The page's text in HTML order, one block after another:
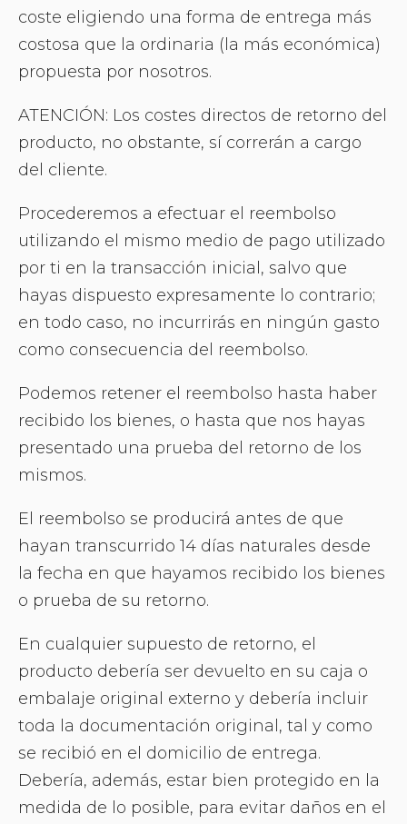
coste eligiendo una forma de entrega más
costosa que la ordinaria (la más económica)
propuesta por nosotros.
ATENCIÓN: Los costes directos de retorno del
producto, no obstante, sí correrán a cargo
del cliente.
Procederemos a efectuar el reembolso
utilizando el mismo medio de pago utilizado
por ti en la transacción inicial, salvo que
hayas dispuesto expresamente lo contrario;
en todo caso, no incurrirás en ningún gasto
como consecuencia del reembolso.
Podemos retener el reembolso hasta haber
recibido los bienes, o hasta que nos hayas
presentado una prueba del retorno de los
mismos.
El reembolso se producirá antes de que
hayan transcurrido 14 días naturales desde
la fecha en que hayamos recibido los bienes
o prueba de su retorno.
En cualquier supuesto de retorno, el
producto debería ser devuelto en su caja o
embalaje original externo y debería incluir
toda la documentación original, tal y como
se recibió en el domicilio de entrega.
Debería, además, estar bien protegido en la
medida de lo posible, para evitar daños en el